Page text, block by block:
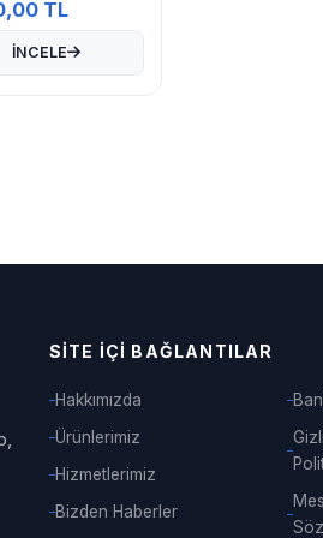
TL
İNCELE
SITE İÇI BAĞLANTILAR
Hakkımızda
Ürünlerimiz
Hizmetlerimiz
Bizden Haberler